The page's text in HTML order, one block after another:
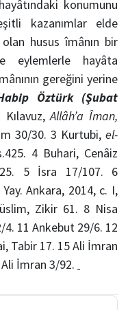
konumunu
kazanımlar elde
husus îmânın bir
eylemlerle hayâta
gereğini yerine
Öztürk (Şubat
Allâh’a Îman,
30/30. 3 Kurtubi, el-
4 Buhari, Cenâiz
5 İsra 17/107. 6
Ankara, 2014, c. I,
Zikir 61. 8 Nisa
11 Ankebut 29/6. 12
Tabir 17. 15 Ali İmran
İmran 3/92.